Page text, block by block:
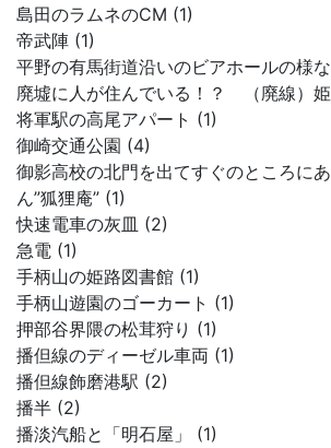
島田のラムネのCM (1)
帝武陣 (1)
平野の有馬街道沿いのビアホールの様
廃墟に人が住んでいる！？ （廃線）
将軍駅の高尾アパート (1)
御崎交通公園 (4)
御影高校の北門を出てすぐのところに
ん”狐狸庵” (1)
快速電車の灰皿 (2)
急電 (1)
手柄山の姫路図書館 (1)
手柄山遊園のゴーカート (1)
押部谷界隈の松茸狩り (1)
播但線のディーゼル車両 (1)
播但線飾磨港駅 (2)
播半 (2)
播淡汽船と「明石屋」 (1)